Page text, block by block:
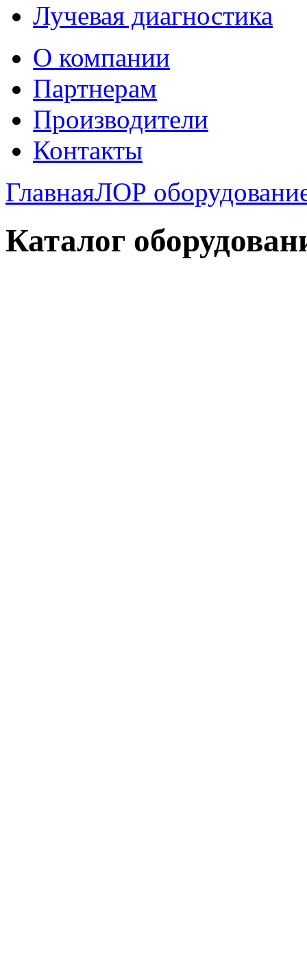
Лучевая диагностика
О компании
Партнерам
Производители
Контакты
ГлавнаяЛОР
Каталог